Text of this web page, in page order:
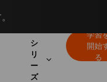
シ
リ
ー
ズ
学習
開始
る